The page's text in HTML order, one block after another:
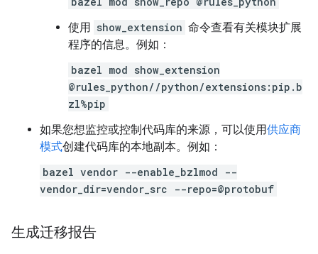
使用 show_extension 命令查看有关模块扩展
程序的信息。例如：
bazel mod show_extension
@rules_python//python/extensions:pip.b
zl%pip
如果您想监控或控制代码库的来源，可以使用供应商
模式创建代码库的本地副本。例如：
bazel vendor --enable_bzlmod --
vendor_dir=vendor_src --repo=@protobuf
生成迁移报告